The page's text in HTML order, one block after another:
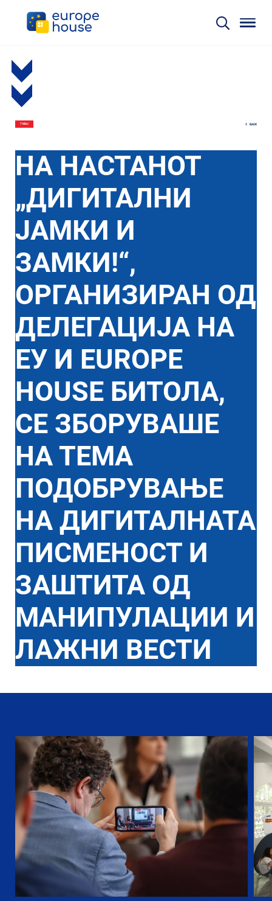
7 МАЈ BACK
НА НАСТАНОТ
„ДИГИТАЛНИ
ЈАМКИ И
ЗАМКИ!“,
ОРГАНИЗИРАН ОД
ДЕЛЕГАЦИЈА НА
ЕУ И EUROPE
HOUSE БИТОЛА,
СЕ ЗБОРУВАШЕ
НА ТЕМА
ПОДОБРУВАЊЕ
НА ДИГИТАЛНАТА
ПИСМЕНОСТ И
ЗАШТИТА ОД
МАНИПУЛАЦИИ И
ЛАЖНИ ВЕСТИ